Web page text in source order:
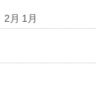
2月 1月